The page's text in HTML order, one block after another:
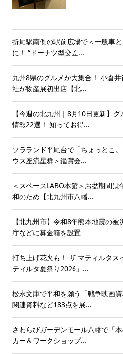
折尾駅南側の駅前広場で＜一般車
に！ “ドーナツ型交差...
九州8県のグルメが大集合！ 小倉
社が物産展初出店【北...
【今週の北九州｜8月10日更新】
情報22選！ 知ってお得...
ソラランド平尾台で「ちょっとこ
ウス座流星群＞鑑賞会...
＜スペースLABO本館＞お盆期間
和のため【北九州市八幡...
【北九州市】令和8年熊本地震の
庁などに募金箱を設置
打ち上げ花火も！ ザ マティルタス
ティルタ夏祭り2026」...
松永文庫で平和を願う「戦争映画
関連資料など183点を展...
さわらびガーデンモール八幡で「
カー＆ワークショップ...